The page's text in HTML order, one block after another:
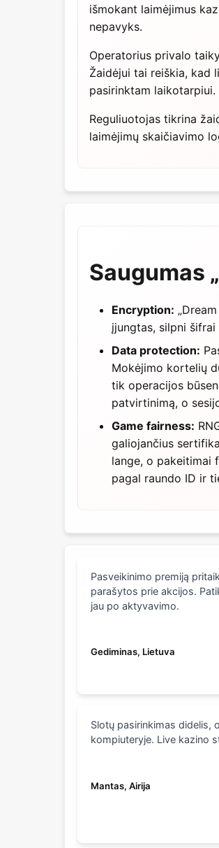
išmokant laimėjimus
nepavyks.
Operatorius privalo
Žaidėjui tai reiškia, kad
pasirinktam laikotarpiui.
Reguliuotojas tikrina
laimėjimų skaičiavimo
Saugumas
Encryption:
įjungtas, silpni šifrai
Data protection:
Mokėjimo kortelių
tik operacijos
patvirtinimą, o
Game fairness:
galiojančius
lange, o pakeitimai
pagal raundo ID ir
Pasveikinimo premiją
parašytos prie akcijos.
jau po aktyvavimo.
Gediminas, Lietuva
Slotų pasirinkimas didelis,
kompiuteryje. Live kazino
Mantas, Airija